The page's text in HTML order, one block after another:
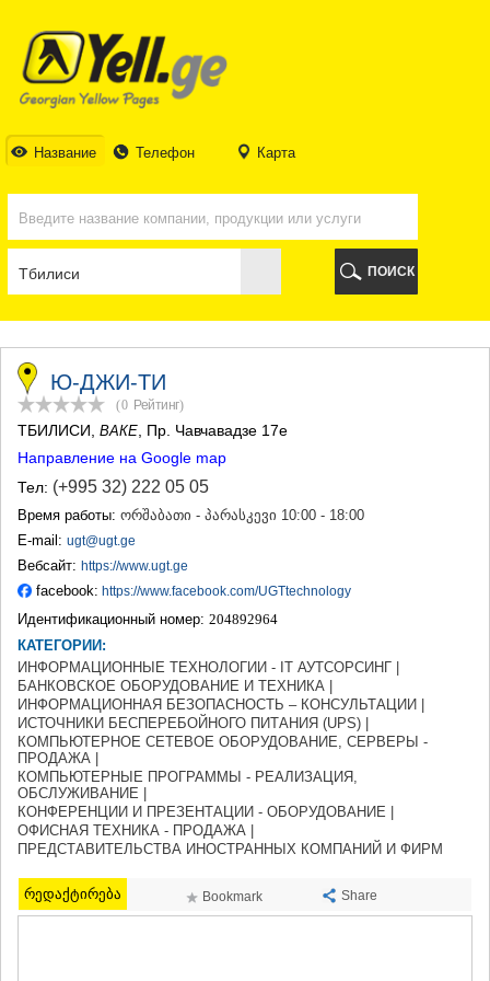
Название Телефон Карта
ТБИЛИСИ
ТБИЛИСИ
АБХАЗИЯ
ГАЛИ
БАТУМИ
КОБУЛЕТИ
ШУАХЕВИ
ЧАКВИ
ОЗУРГЕТИ
ЧОХАТАУРИ
УРЕКИ
ИМЕРЕТИЯ
БАГДАТИ
ВАНИ
ЗЕСТАФОНИ
ТЕРДЖОЛА
САЧХЕРЕ
ТКИБУЛИ
КУТАИСИ
ЦКАЛТУБО
ЧИАТУРА
ХАРАГАУЛИ
ХОНИ
КАХЕТИЯ
АХМЕТА
ГУРДЖААНИ
ДЕДОПЛИСЦКАРО
ТЕЛАВИ
ЛАГОДЕХИ
САГАРЕДЖО
СИГНАГИ
КВАРЕЛИ
ЦНОРИ
ПОИСК
Ю-ДЖИ-ТИ
(0 Рейтинг)
ТБИЛИСИ ВАКЕ , Пр. Чавчавадзе 17е
Направление на Google map
Тел: (+995 32) 222 05 05
Время работы: ორშაბათი - პარასკევი 10:00 - 18:00
E-mail: ugt@ugt.ge
Вебсайт: https://www.ugt.ge
facebook: https://www.facebook.com/UGTtechnology
Идентификационный номер: 204892964
КАТЕГОРИИ:
ИНФОРМАЦИОННЫЕ ТЕХНОЛОГИИ - IT АУТСОРСИНГ |
БАНКОВСКОЕ ОБОРУДОВАНИЕ И ТЕХНИКА |
ИНФОРМАЦИОННАЯ БЕЗОПАСНОСТЬ – КОНСУЛЬТАЦИИ |
ИСТОЧНИКИ БЕСПЕРЕБОЙНОГО ПИТАНИЯ (UPS) |
КОМПЬЮТЕРНОЕ СЕТЕВОЕ ОБОРУДОВАНИЕ, СЕРВЕРЫ -
ПРОДАЖА |
КОМПЬЮТЕРНЫЕ ПРОГРАММЫ - РЕАЛИЗАЦИЯ,
ОБСЛУЖИВАНИЕ |
КОНФЕРЕНЦИИ И ПРЕЗЕНТАЦИИ - ОБОРУДОВАНИЕ |
ОФИСНАЯ ТЕХНИКА - ПРОДАЖА |
ПРЕДСТАВИТЕЛЬСТВА ИНОСТРАННЫХ КОМПАНИЙ И ФИРМ
რედაქტირება Bookmark Share